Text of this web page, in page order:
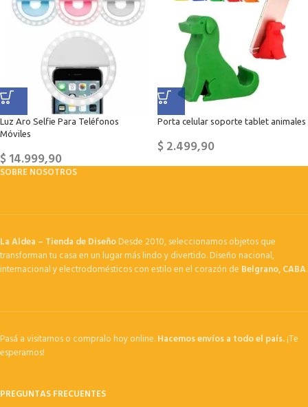
Luz Aro Selfie Para Teléfonos
Móviles
$14.999,90
Porta celular soporte tablet animales
$2.499,90
SOBRE NOSOTROS
La Aldea – Tienda de DiseñoDesde 2010, seleccionamos objetos que
transforman tu casa en un lugar más lindo y divertido. Diseño nacional,
internacional y electrodomésticos con estilo en el corazón de Belgrano, CABA.
Pasá a visitarnos o compralo hoy online.Hacemos envíos a todo el país.¡Te
esperamos!
PREGUNTAS FRECUENTES